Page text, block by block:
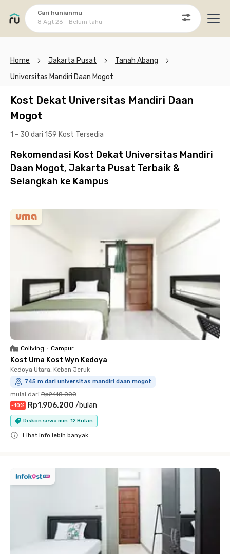
Cari hunianmu
8 Agt 26 - Belum tahu
Home Jakarta Pusat
Tanah Abang
Universitas Mandiri Daan Mogot
Kost Dekat Universitas Mandiri Daan
Mogot
1 - 30 dari 159 Kost Tersedia
Rekomendasi Kost Dekat Universitas Mandiri
Daan Mogot, Jakarta Pusat Terbaik &
Selangkah ke Kampus
Coliving • Campur
Kost Uma Kost Wyn Kedoya
Kedoya Utara, Kebon Jeruk
745 m dari universitas mandiri daan mogot
mulai dari Rp2.118.000
-10% Rp1.906.200 /bulan
Diskon sewa min. 12 Bulan
Lihat info lebih banyak